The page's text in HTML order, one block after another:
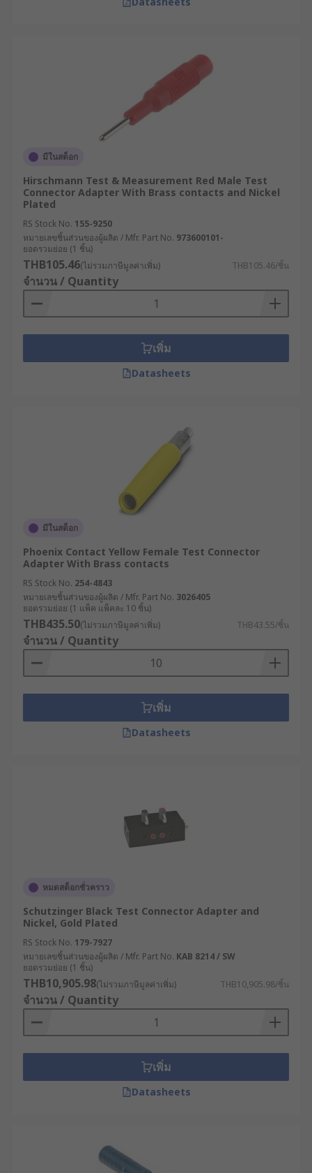
มีในสต็อก
Hirschmann Test & Measurement Red Male Test
Connector Adapter With Brass contacts and Nickel
Plated
RS Stock No. 155-9250
หมายเลขชิ้นส่วนของผู้ผลิต / Mfr. Part No. 973600101-
ยอดรวมย่อย (1 ชิ้น)
THB105.46(ไม่รวมภาษีมูลค่าเพิ่ม) THB105.46/ชิ้น
จำนวน / Quantity
เพิ่ม
Datasheets
มีในสต็อก
Phoenix Contact Yellow Female Test Connector
Adapter With Brass contacts
RS Stock No. 254-4843
หมายเลขชิ้นส่วนของผู้ผลิต / Mfr. Part No. 3026405
ยอดรวมย่อย (1 แพ็ค แพ็คละ 10 ชิ้น)
THB435.50(ไม่รวมภาษีมูลค่าเพิ่ม) THB43.55/ชิ้น
จำนวน / Quantity
เพิ่ม
Datasheets
หมดสต็อกชั่วคราว
Schutzinger Black Test Connector Adapter and
Nickel, Gold Plated
RS Stock No. 179-7927
หมายเลขชิ้นส่วนของผู้ผลิต / Mfr. Part No. KAB 8214 / SW
ยอดรวมย่อย (1 ชิ้น)
THB10,905.98(ไม่รวมภาษีมูลค่าเพิ่ม) THB10,905.98/ชิ้น
จำนวน / Quantity
เพิ่ม
Datasheets